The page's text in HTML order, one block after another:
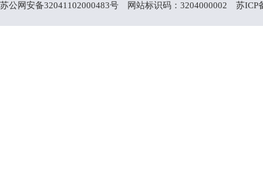
苏公网安备32041102000483号 网站标识码：3204000002 苏ICP